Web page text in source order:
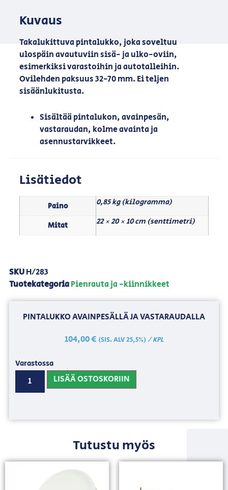
Kuvaus
Takalukittuva pintalukko, joka soveltuu
ulospäin avautuviin sisä- ja ulko-oviin,
esimerkiksi varastoihin ja autotalleihin.
Ovilehden paksuus 32-70 mm. Ei teljen
sisäänlukitusta.
Sisältää pintalukon, avainpesän,
vastaraudan, kolme avainta ja
asennustarvikkeet.
Lisätiedot
Paino 0,85 kg (kilogramma)
Mitat 22 × 20 × 10 cm (senttimetri)
SKUH/283
TuotekategoriaPienrauta ja -kiinnikkeet
PINTALUKKO AVAINPESÄLLÄ JA VASTARAUDALLA
104,00€ (SIS. ALV 25,5%)/ KPL
Varastossa
LISÄÄ OSTOSKORIIN
Tutustu myös